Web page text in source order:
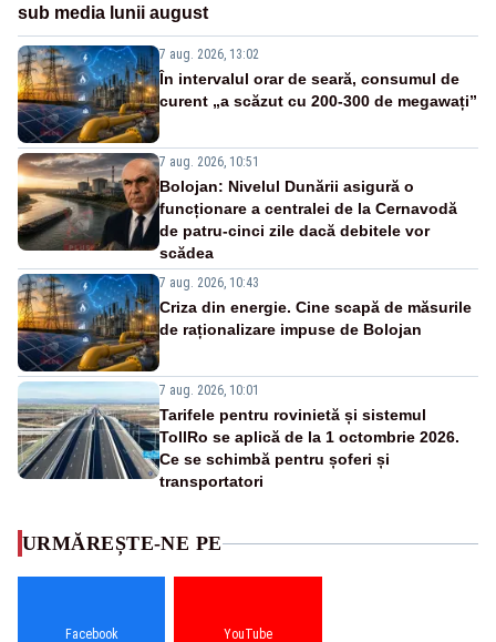
sub media lunii august
7 aug. 2026, 13:02
În intervalul orar de seară, consumul de
curent „a scăzut cu 200-300 de megawați”
7 aug. 2026, 10:51
Bolojan: Nivelul Dunării asigură o
funcționare a centralei de la Cernavodă
de patru-cinci zile dacă debitele vor
scădea
7 aug. 2026, 10:43
Criza din energie. Cine scapă de măsurile
de raționalizare impuse de Bolojan
7 aug. 2026, 10:01
Tarifele pentru rovinietă și sistemul
TollRo se aplică de la 1 octombrie 2026.
Ce se schimbă pentru șoferi și
transportatori
URMĂREȘTE-NE PE
Facebook YouTube